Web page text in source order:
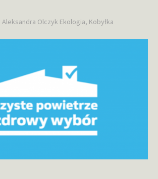
Aleksandra Olczyk Ekologia, Kobyłka